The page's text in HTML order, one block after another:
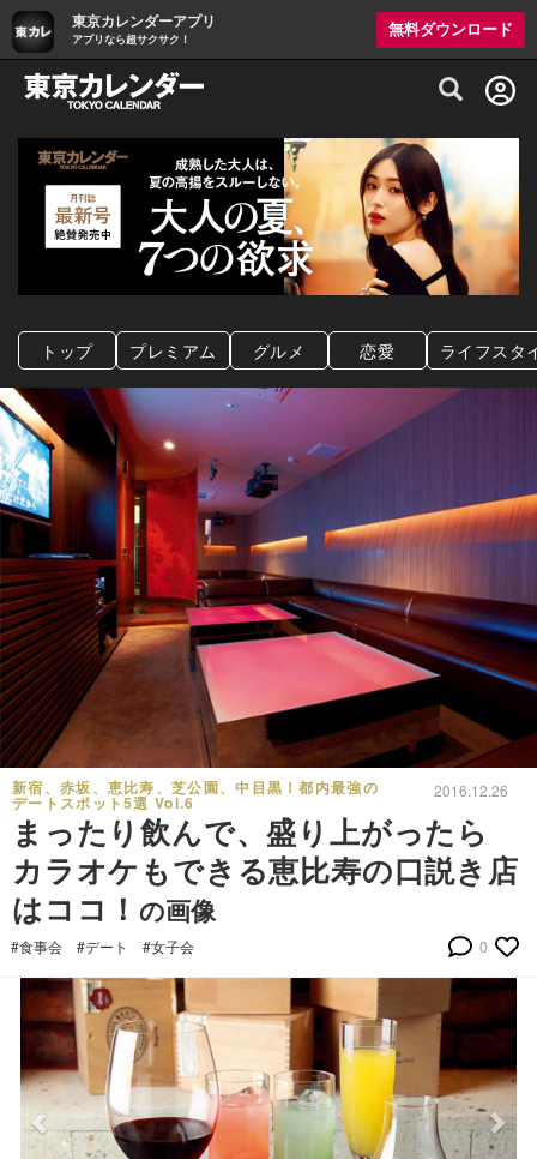
東京カレンダーアプリ
アプリなら超サクサク！
無料ダウンロード
グルメ情報・プレミアムレストラン予約
トップ プレミアム グルメ 恋愛 ライフスタ
新宿、赤坂、恵比寿、芝公園、中目黒！都内最強の
デートスポット5選 Vol.6
2016.12.26
まったり飲んで、盛り上がったら
カラオケもできる恵比寿の口説き店
はココ！の画像
#食事会 #デート #女子会 0